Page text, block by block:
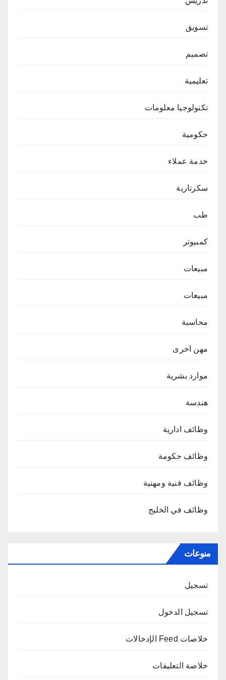
تسويق
تصميم
تعليمية
تكنولوجيا معلومات
حكومية
خدمة عملاء
سكرتارية
طب
كمبيوتر
مبيعات
مبيعات
محاسبة
مهن اخرى
موارد بشرية
هندسة
وظائف ادارية
وظائف حكومة
وظائف فنية ومهنية
وظائف في الخليج
منوعات
تسجيل
تسجيل الدخول
خلاصات Feed الإدخالات
خلاصة التعليقات